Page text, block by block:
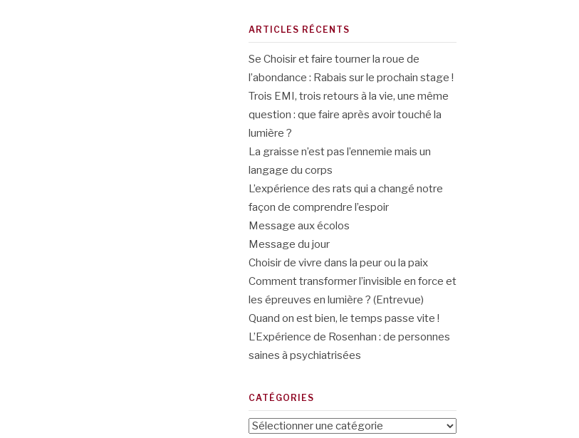
ARTICLES RÉCENTS
Se Choisir et faire tourner la roue de
l’abondance : Rabais sur le prochain stage !
Trois EMI, trois retours à la vie, une même
question : que faire après avoir touché la
lumière ?
La graisse n’est pas l’ennemie mais un
langage du corps
L’expérience des rats qui a changé notre
façon de comprendre l’espoir
Message aux écolos
Message du jour
Choisir de vivre dans la peur ou la paix
Comment transformer l’invisible en force et
les épreuves en lumière ? (Entrevue)
Quand on est bien, le temps passe vite !
L’Expérience de Rosenhan : de personnes
saines à psychiatrisées
CATÉGORIES
Catégories